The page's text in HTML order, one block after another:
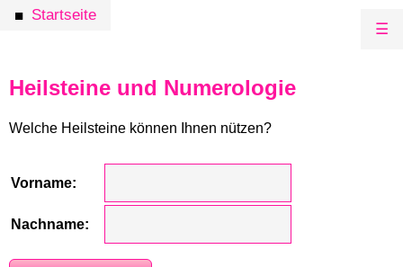
■ Startseite
☰
Heilsteine und Numerologie
Welche Heilsteine können Ihnen nützen?
Vorname:
Nachname: